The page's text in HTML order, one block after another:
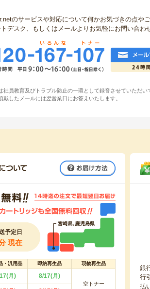
のサービスや対応について何かお気づきの点や
デスク、もしくはメールよりお気軽にお問い合わ
社員教育及びトラブル防止の一環として録音させていただい
戴したメールには翌営業日にお答えいたします。
お届け方
予定日
現在
・汎用品 即納再生品 現物再生品
月) 8/17(月)
空トナー
銀
行
払